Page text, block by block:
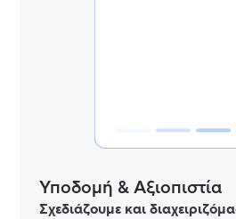
Υποδομή & Αξιοπιστία
Σχεδιάζουμε και